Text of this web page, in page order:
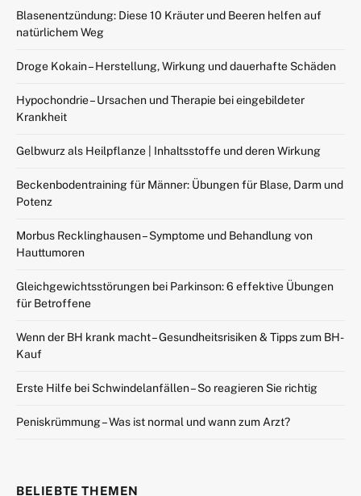
Blasenentzündung: Diese 10 Kräuter und Beeren helfen auf
natürlichem Weg
Droge Kokain – Herstellung, Wirkung und dauerhafte Schäden
Hypochondrie – Ursachen und Therapie bei eingebildeter
Krankheit
Gelbwurz als Heilpflanze | Inhaltsstoffe und deren Wirkung
Beckenbodentraining für Männer: Übungen für Blase, Darm und
Potenz
Morbus Recklinghausen – Symptome und Behandlung von
Hauttumoren
Gleichgewichtsstörungen bei Parkinson: 6 effektive Übungen
für Betroffene
Wenn der BH krank macht – Gesundheitsrisiken & Tipps zum BH-
Kauf
Erste Hilfe bei Schwindelanfällen – So reagieren Sie richtig
Peniskrümmung – Was ist normal und wann zum Arzt?
BELIEBTE THEMEN